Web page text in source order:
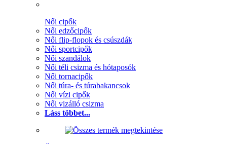
Női cipők
Női edzőcipők
Női flip-flopok és csúszdák
Női sportcipők
Női szandálok
Női téli csizma és hótaposók
Női tornacipők
Női túra- és túrabakancsok
Női vízi cipők
Női vizálló csizma
Láss többet...